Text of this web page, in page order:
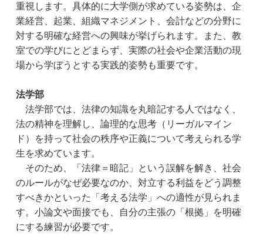
重視します。具体的に大学側が求めている姿勢は、企
業経営、起業、組織マネジメント、会計などの分野に
対する明確な経営への興味が挙げられます。また、教
室での学びにとどまらず、実際の社会や企業活動の現
場から学ぼうとする実践的姿勢も重要です。
法学部
法学部では、法律の知識を丸暗記する人ではなく、
法の精神を理解し、論理的な思考（リーガルマイン
ド）を持って社会の秩序や正義について考えられる学
生を求めています。
そのため、「法律＝暗記」という誤解を解き、社会
のルールがなぜ必要なのか、対立する利益をどう調整
すべきかといった「考える法学」への適性が見られま
す。小論文や面接でも、自分の主張の「根拠」を明確
にする練習が必要です。